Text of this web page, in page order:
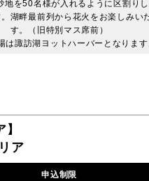
地を50名様が入れるように区割り
湖畔最前列から花火をお楽しみい
す。（旧特別マス席前）
は諏訪湖ヨットハーバーとなります
ア
申込制限